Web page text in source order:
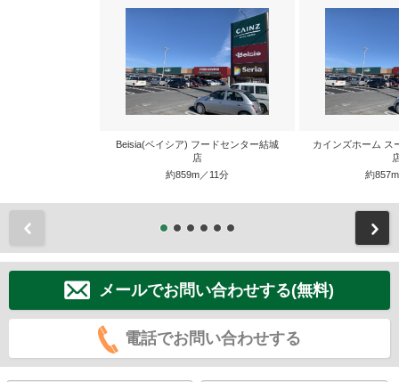
Beisia(ベイシア) フードセンター結城
店
約859m／11分
カインズホーム ス
約
メールでお問い合わせする(無料)
電話でお問い合わせする